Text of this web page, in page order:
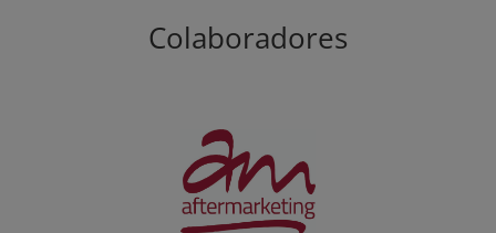
Colaboradores